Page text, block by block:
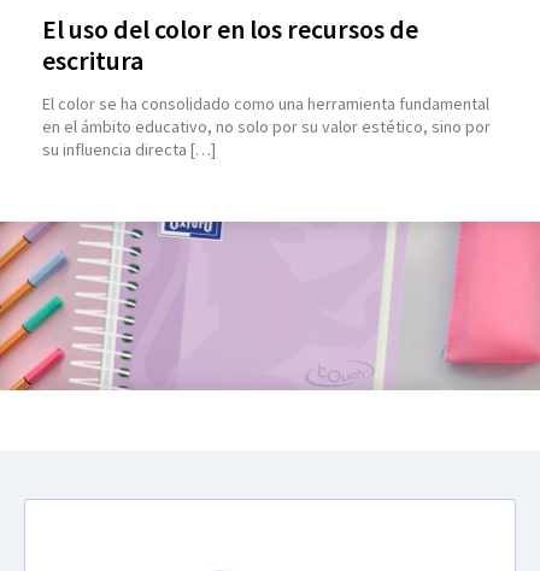
El uso del color en los recursos de
escritura
El color se ha consolidado como una herramienta fundamental
en el ámbito educativo, no solo por su valor estético, sino por
su influencia directa […]